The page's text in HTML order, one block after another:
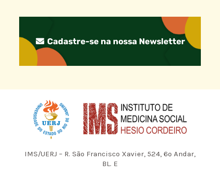
Cadastre-se na nossa Newsletter
IMS/UERJ – R. São Francisco Xavier, 524, 6º Andar,
BL. E